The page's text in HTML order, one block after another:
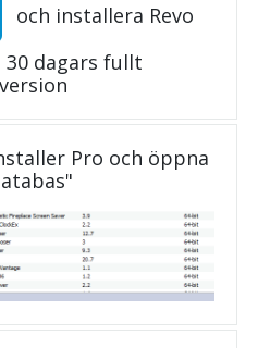
och installera Revo
30 dagars fullt
Pro och öppna